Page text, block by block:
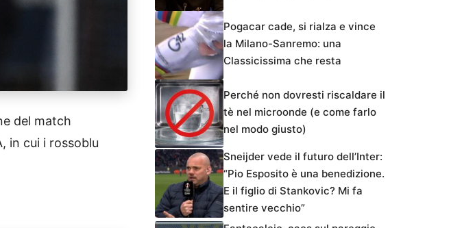
del match
in cui i rossoblu
Pogacar cade, si rialza e vince
la Milano-Sanremo: una
Classicissima che resta
Perché non dovresti riscaldare il
tè nel microonde (e come farlo
nel modo giusto)
Sneijder vede il futuro dell’Inter:
“Pio Esposito è una benedizione.
E il figlio di Stankovic? Mi fa
sentire vecchio”